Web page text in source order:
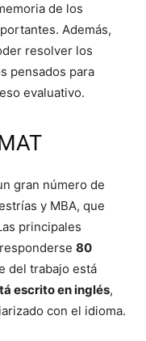
de los
Además,
resolver los
pensados para
evaluativo.
gran número de
y MBA, que
principales
80
del trabajo está
escrito en inglés,
con el idioma.